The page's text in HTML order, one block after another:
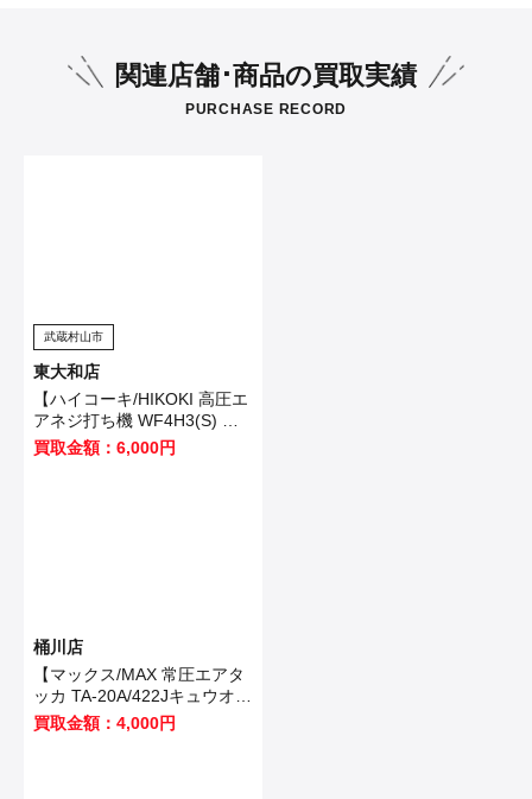
関連店舗･商品の買取実績
PURCHASE RECORD
武蔵村山市
東大和店
【ハイコーキ/HIKOKI 高圧エ
アネジ打ち機 WF4H3(S) 】
武蔵村山市のお客様から買取
させていただきました！
買取金額：6,000円
桶川店
【マックス/MAX 常圧エアタ
ッカ TA-20A/422Jキュウオ
ン】加須市のお客様から買取
いたしました！
買取金額：4,000円